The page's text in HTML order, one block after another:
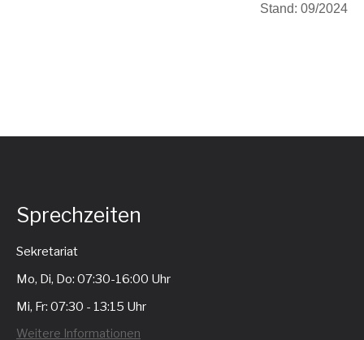
Stand: 09/2024
Sprechzeiten
Sekretariat
Mo, Di, Do: 07:30-16:00 Uhr
Mi, Fr: 07:30 - 13:15 Uhr
Weitere Informationen